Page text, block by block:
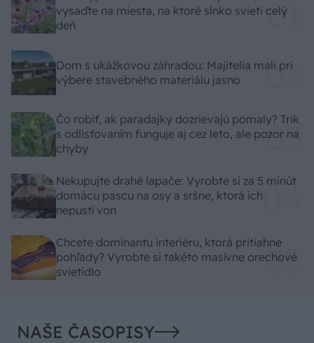
vysaďte na miesta, na ktoré slnko svieti celý
deň
Dom s ukážkovou záhradou: Majitelia mali pri
výbere stavebného materiálu jasno
Čo robiť, ak paradajky dozrievajú pomaly? Trik
s odlisťovaním funguje aj cez leto, ale pozor na
chyby
Nekupujte drahé lapače: Vyrobte si za 5 minút
domácu pascu na osy a sršne, ktorá ich
nepustí von
Chcete dominantu interiéru, ktorá pritiahne
pohľady? Vyrobte si takéto masívne orechové
svietidlo
NAŠE ČASOPISY